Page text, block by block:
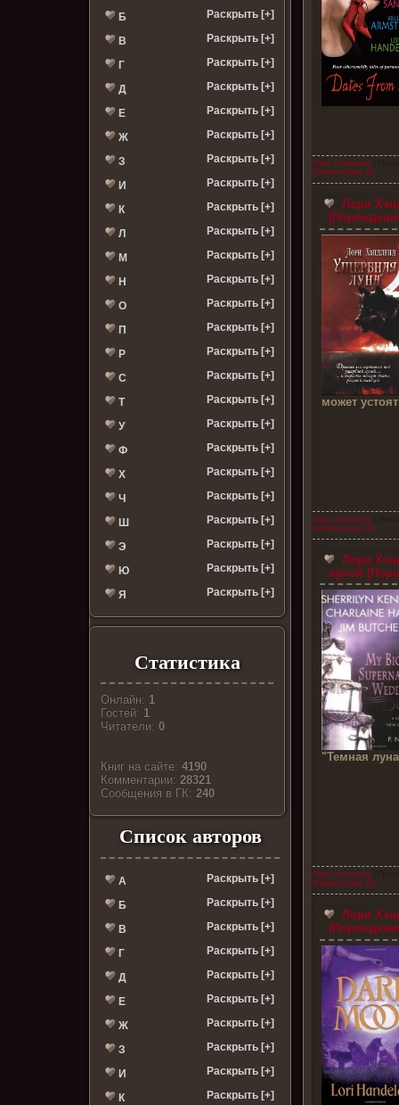
Б Раскрыть [+]
В Раскрыть [+]
Г Раскрыть [+]
Д Раскрыть [+]
Е Раскрыть [+]
Ж Раскрыть [+]
З Раскрыть [+]
И Раскрыть [+]
К Раскрыть [+]
Л Раскрыть [+]
М Раскрыть [+]
Н Раскрыть [+]
О Раскрыть [+]
П Раскрыть [+]
Р Раскрыть [+]
С Раскрыть [+]
Т Раскрыть [+]
У Раскрыть [+]
Ф Раскрыть [+]
Х Раскрыть [+]
Ч Раскрыть [+]
Ш Раскрыть [+]
Э Раскрыть [+]
Ю Раскрыть [+]
Я Раскрыть [+]
Статистика
Онлайн: 1
Гостей: 1
Читатели:0
Книг на сайте:4190
Комментарии:28321
Cообщения в ГК:240
Список авторов
А Раскрыть [+]
Б Раскрыть [+]
В Раскрыть [+]
Г Раскрыть [+]
Д Раскрыть [+]
Е Раскрыть [+]
Ж Раскрыть [+]
З Раскрыть [+]
И Раскрыть [+]
К Раскрыть [+]
Лори Хэндленд
Комментарии (0)
Лори
может
Лори Хэндленд
Комментарии (0)
Лори
луной
"Темная
Лори Хэндленд
Комментарии (0)
Лори